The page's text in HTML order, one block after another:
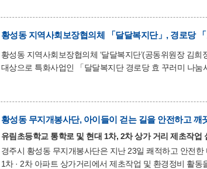
차량으로 인해 담장과 차량 사이 공간에 생활 쓰레기가 장
회원들은 좁은 공간까지 직접 들어가 손으로 쓰레기를 하
쾌적한 거리환경 조성에 힘을 보탰다. 김희
황성동 지역사회보장협의체 「달달복지단」, 경로당
황성동 지역사회보장협의체 ‘달달복지단’(공동위원장 김
대상으로 특화사업인 「달달복지단 경로당 효 꾸러미 나눔사업」을 실시했다. 이번
필요한 복지 위기가구를 발굴하는 등 민·관 협력 복지안전망 구축에도 힘을 보
정성이지만 어르신들께 따뜻한 마음이 전달되기를 바란다”
황성동 무지개봉사단, 아이들이 걷는 길을 안전하고 깨
유림초등학교 통학로 및 현대 1차, 2차 상가 거리 제초작업
경주시 황성동 무지개봉사단은 지난 23일 쾌적하고 안전
1차 · 2차 아파트 상가거리에서 제초작업 및 환경정비 활동을 실시했다. 이날 봉사단원들은 주민